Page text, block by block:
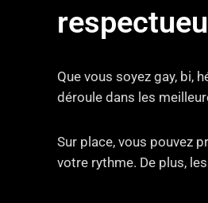
Que vous soyez gay, bi,
déroule dans les
Sur place, vous pouvez
votre rythme. De plus,